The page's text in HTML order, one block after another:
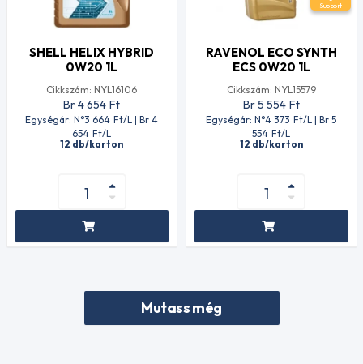
SHELL HELIX HYBRID
0W20 1L
Cikkszám: NYL16106
Br 4 654 Ft
Egységár: N°3 664 Ft/L | Br 4
654 Ft/L
12 db/karton
RAVENOL ECO SYNTH
ECS 0W20 1L
Cikkszám: NYL15579
Br 5 554 Ft
Egységár: N°4 373 Ft/L | Br 5
554 Ft/L
12 db/karton
Mutass még
Support